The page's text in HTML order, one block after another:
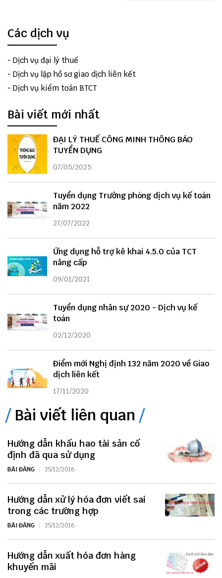
Các dịch vụ
- Dịch vụ đại lý thuế
- Dịch vụ lập hồ sơ giao dịch liên kết
- Dịch vụ kiểm toán BTCT
Bài viết mới nhất
ĐẠI LÝ THUẾ CÔNG MINH THÔNG BÁO
TUYỂN DỤNG
07/05/2025
Tuyển dụng Trưởng phòng dịch vụ kế toán
năm 2022
27/07/2022
Ứng dụng hỗ trợ kê khai 4.5.0 của TCT
nâng cấp
09/01/2021
Tuyển dụng nhân sự 2020 - Dịch vụ kế
toán
02/12/2020
Điểm mới Nghị định 132 năm 2020 về Giao
dịch liên kết
17/11/2020
Bài viết liên quan
Hướng dẫn khấu hao tài sản cố
định đã qua sử dụng
BÀI ĐĂNG 25/12/2016
Hướng dẫn xử lý hóa đơn viết sai
trong các trường hợp
BÀI ĐĂNG 25/12/2016
Hướng dẫn xuất hóa đơn hàng
khuyến mãi